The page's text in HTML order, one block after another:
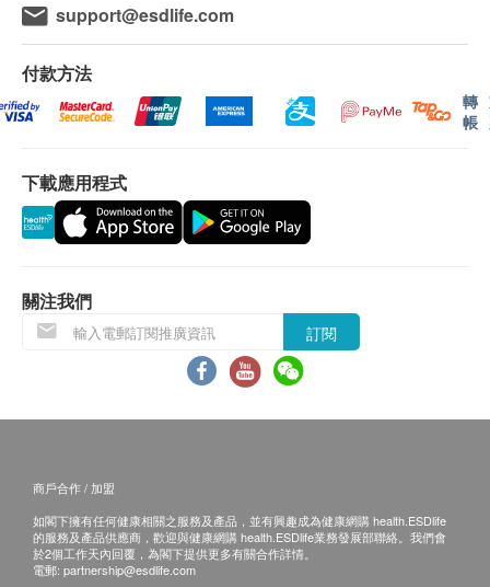
support@esdlife.com
付款方法
轉
帳
下載應用程式
關注我們
訂閱
商戶合作 / 加盟
如閣下擁有任何健康相關之服務及產品，並有興趣成為健康網購 health.ESDlife
的服務及產品供應商，歡迎與健康網購 health.ESDlife業務發展部聯絡。我們會
於2個工作天內回覆，為閣下提供更多有關合作詳情。
電郵: partnership@esdlife.com